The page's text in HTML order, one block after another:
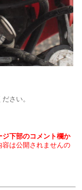
さい。
下部のコメント欄か
容は公開されませんの